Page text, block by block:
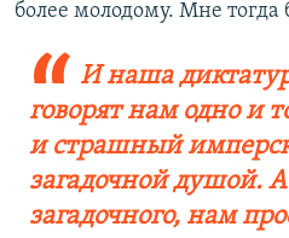
более молодому. Мне тогда
И наша
говорят нам одно и
и страшный
загадочной душой.
загадочного, нам